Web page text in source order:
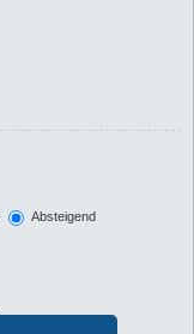
Absteigend